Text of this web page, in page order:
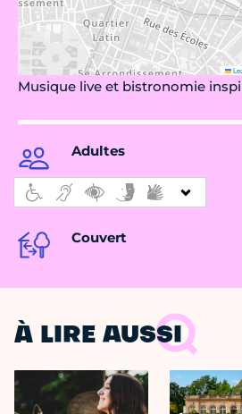
Musique live et bistronomie
Adultes
Couvert
À LIRE AUSSI